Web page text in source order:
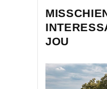
JOU